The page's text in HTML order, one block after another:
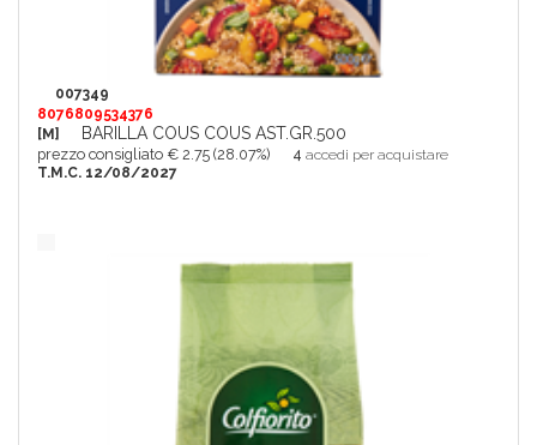
007349
8076809534376
[M]
BARILLA COUS COUS AST.GR.500
prezzo consigliato € 2.75 (28.07%) 4 accedi per acquistare
T.M.C. 12/08/2027